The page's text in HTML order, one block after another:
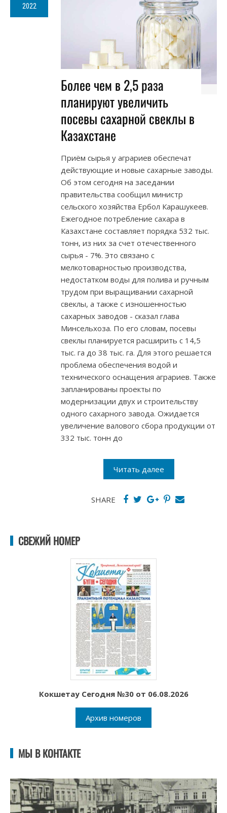
2022
Более чем в 2,5 раза
планируют увеличить
посевы сахарной свеклы в
Казахстане
Приём сырья у аграриев обеспечат
действующие и новые сахарные заводы.
Об этом сегодня на заседании
правительства сообщил министр
сельского хозяйства Ербол Карашукеев.
Ежегодное потребление сахара в
Казахстане составляет порядка 532 тыс.
тонн, из них за счет отечественного
сырья - 7%. Это связано с
мелкотоварностью производства,
недостатком воды для полива и ручным
трудом при выращивании сахарной
свеклы, а также с изношенностью
сахарных заводов - сказал глава
Минсельхоза. По его словам, посевы
свеклы планируется расширить с 14,5
тыс. га до 38 тыс. га. Для этого решается
проблема обеспечения водой и
технического оснащения аграриев. Также
запланированы проекты по
модернизации двух и строительству
одного сахарного завода. Ожидается
увеличение валового сбора продукции от
332 тыс. тонн до
Читать далее
SHARE
СВЕЖИЙ НОМЕР
Кокшетау Сегодня №30 от 06.08.2026
Архив номеров
МЫ В КОНТАКТЕ